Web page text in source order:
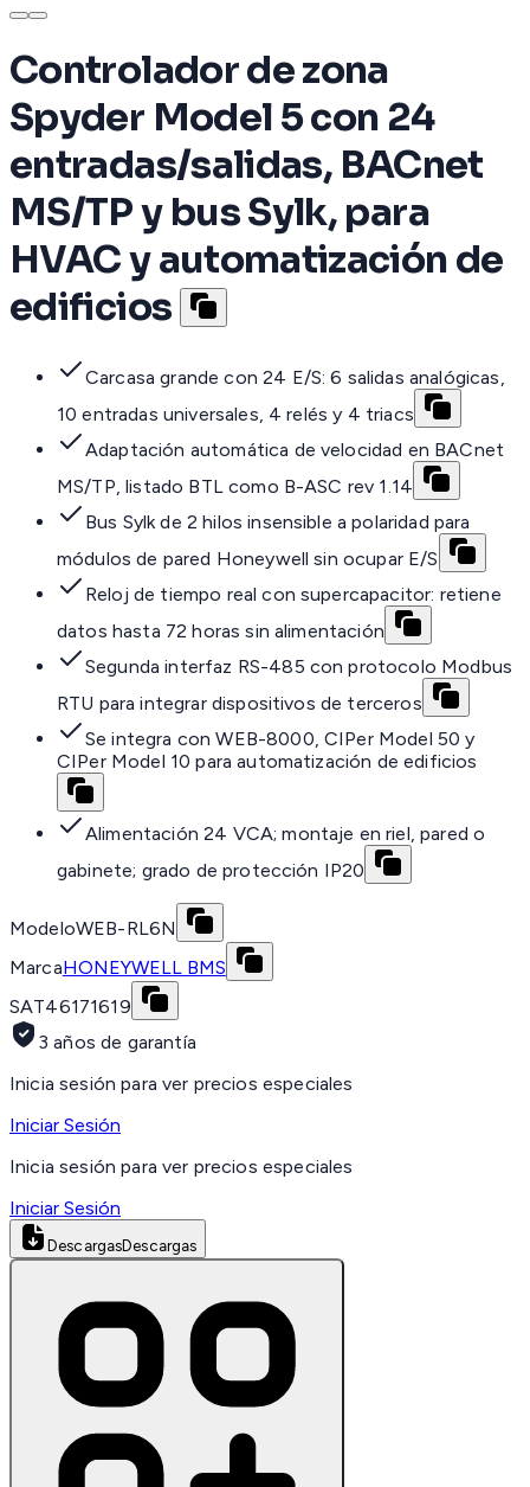
Controlador de zona
Spyder Model 5 con 24
entradas/salidas, BACnet
MS/TP y bus Sylk, para
HVAC y automatización de
edificios
Carcasa grande con 24 E/S: 6 salidas analógicas,
10 entradas universales, 4 relés y 4 triacs
Adaptación automática de velocidad en BACnet
MS/TP, listado BTL como B-ASC rev 1.14
Bus Sylk de 2 hilos insensible a polaridad para
módulos de pared Honeywell sin ocupar E/S
Reloj de tiempo real con supercapacitor: retiene
datos hasta 72 horas sin alimentación
Segunda interfaz RS-485 con protocolo Modbus
RTU para integrar dispositivos de terceros
Se integra con WEB-8000, CIPer Model 50 y
CIPer Model 10 para automatización de edificios
Alimentación 24 VCA; montaje en riel, pared o
gabinete; grado de protección IP20
ModeloWEB-RL6N
MarcaHONEYWELL BMS
SAT46171619
3 años de garantía
Inicia sesión para ver precios especiales
Iniciar Sesión
Inicia sesión para ver precios especiales
Iniciar Sesión
DescargasDescargas